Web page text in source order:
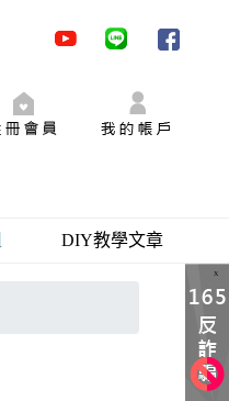
youtube
DIY教學文章
X